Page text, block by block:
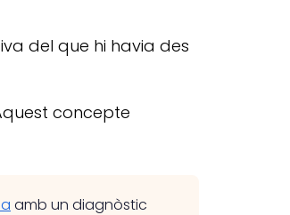
del que hi havia des
concepte
amb un diagnòstic